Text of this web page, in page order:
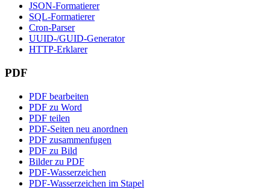
JSON-Formatierer
SQL-Formatierer
Cron-Parser
UUID-/GUID-Generator
HTTP-Erklarer
PDF
PDF bearbeiten
PDF zu Word
PDF teilen
PDF-Seiten neu anordnen
PDF zusammenfugen
PDF zu Bild
Bilder zu PDF
PDF-Wasserzeichen
PDF-Wasserzeichen im Stapel